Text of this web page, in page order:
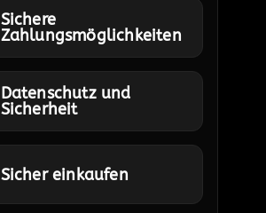
Sichere
Zahlungsmöglichkeiten
Datenschutz und
Sicherheit
Sicher einkaufen